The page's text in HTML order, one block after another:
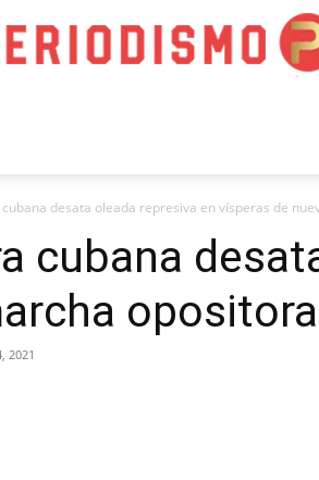
desata oleada represiva en vísperas de
cubana
opositora
2021